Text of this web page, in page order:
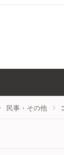
民事・その他